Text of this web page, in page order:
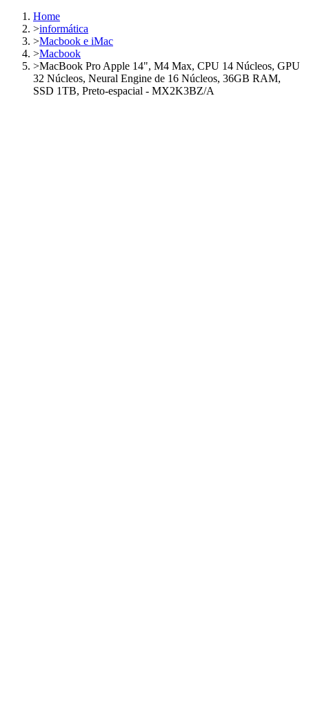
Home
>informática
>Macbook e iMac
>Macbook
>MacBook Pro Apple 14", M4 Max, CPU 14 Núcleos, GPU
32 Núcleos, Neural Engine de 16 Núcleos, 36GB RAM,
SSD 1TB, Preto-espacial - MX2K3BZ/A